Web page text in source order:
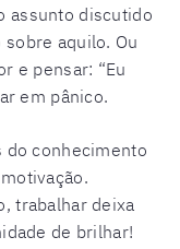
assunto discutido
aquilo. Ou
e pensar: “Eu
em pânico.
do conhecimento
trabalhar deixa
de brilhar!